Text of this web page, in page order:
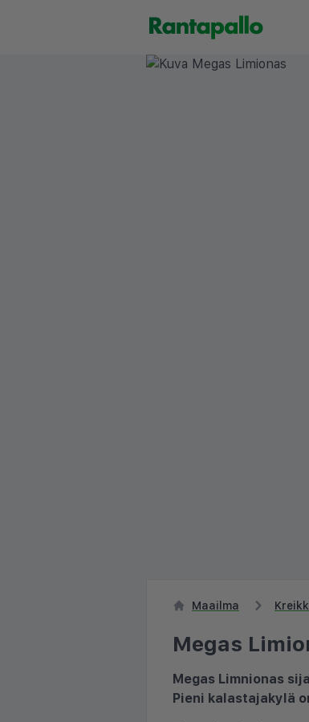
Maailma
Megas
Megas Limnionas
Pieni kalastajakylä